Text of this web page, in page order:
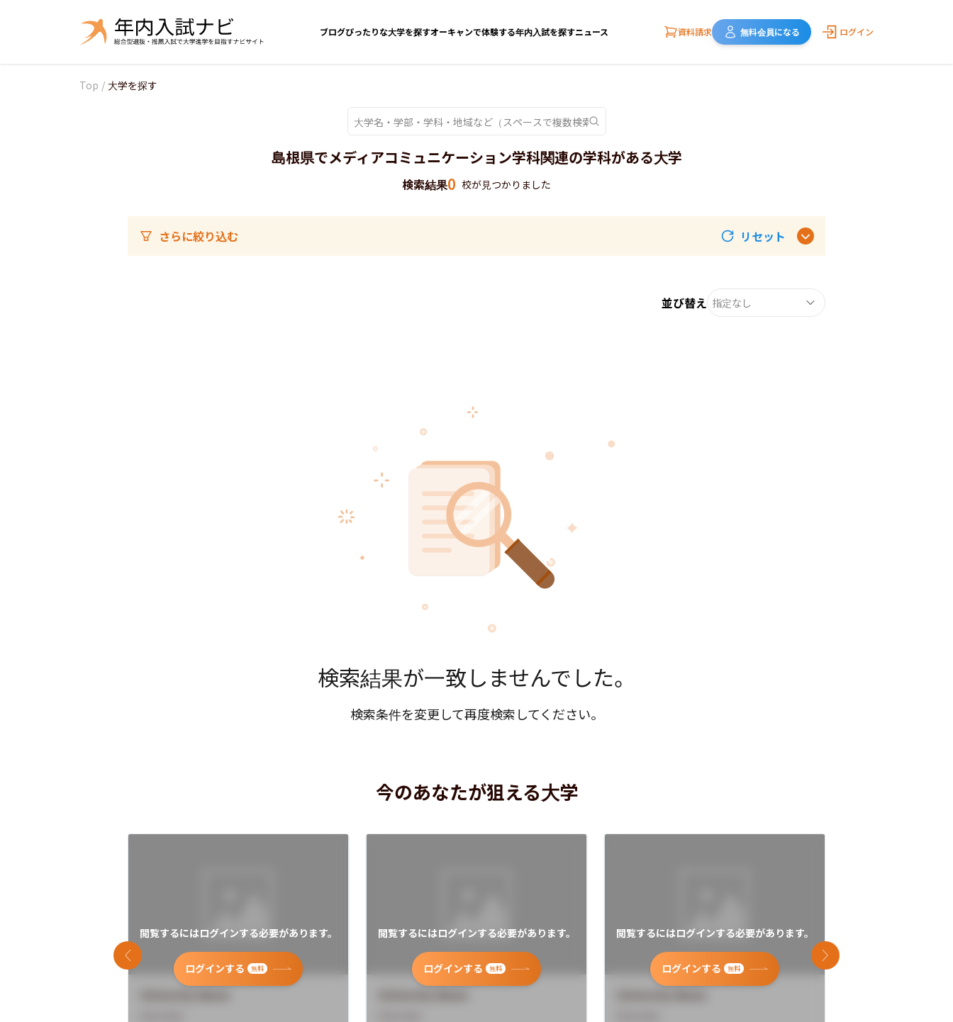
ブログぴったりな大学を探すオーキャンで体験する年内入試を探すニュース 資料請求 無料会員になる ログイン
Top / 大学を探す
島根県でメディアコミュニケーション学科関連の学科がある大学
検索結果0 校が見つかりました
さらに絞り込む リセット
並び替え 指定なし
検索結果が一致しませんでした。
検索条件を変更して再度検索してください。
今のあなたが狙える大学
閲覧するにはログインする必要があります。
ログインする 無料
閲覧するにはログインする必要があります。
ログインする 無料
閲覧するにはログインする必要があります。
ログインする 無料
前のスライド 次のスライド